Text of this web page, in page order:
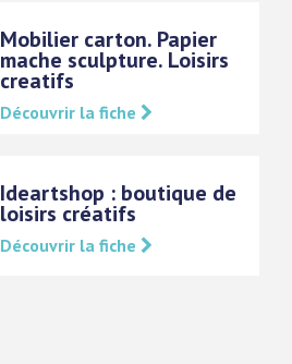
Mobilier carton. Papier
mache sculpture. Loisirs
creatifs
Découvrir la fiche
Ideartshop : boutique de
loisirs créatifs
Découvrir la fiche